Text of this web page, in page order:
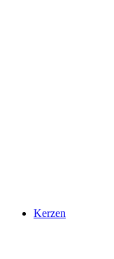
Kerzen